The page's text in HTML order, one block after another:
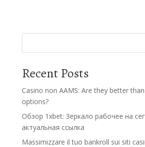
Recent Posts
Casino non AAMS: Are they better
options?
Обзор 1xbet: Зеркало рабочее на
актуальная ссылка
Massimizzare il tuo bankroll sui siti